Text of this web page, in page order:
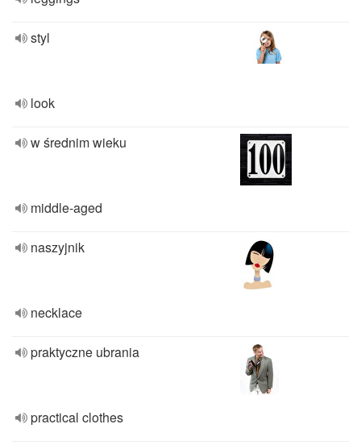
styl
look
w średnim wieku
middle-aged
naszyjnik
necklace
praktyczne ubrania
practical clothes